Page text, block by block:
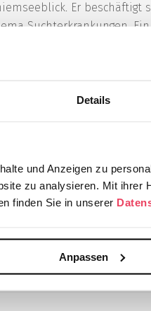
Details
und Anzeigen zu
zu analysieren. Mit ihrer
finden Sie in unserer
Anpassen
Er
Suchterkrankungen.
Soyka hat ca. 500
auch zwei
mehreren Preisen